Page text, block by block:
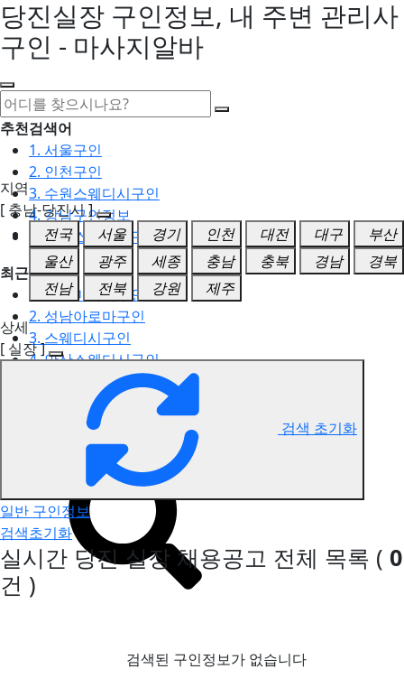
당진실장 구인정보, 내 주변 관리사
구인 - 마사지알바
추천검색어
1. 서울구인
2. 인천구인
3. 수원스웨디시구인
4. 강남구인정보
5. 동탄스웨디시구인
최근검색어
1. 일산마사지구인
2. 성남아로마구인
3. 스웨디시구인
4. 안산스웨디시구인
5. 아로마구인
당진 실장 구인정보
지역
[ 충남-당진시 ]
전국
서울 경기 인천 대전 대구
부산
울산
광주 세종 충남 충북 경남
경북
전남
전북 강원
제주
상세
[ 실장 ]
검색 초기화
일반 구인정보
검색초기화
실시간 당진 실장 채용공고 전체 목록 ( 0
건 )
검색된 구인정보가 없습니다